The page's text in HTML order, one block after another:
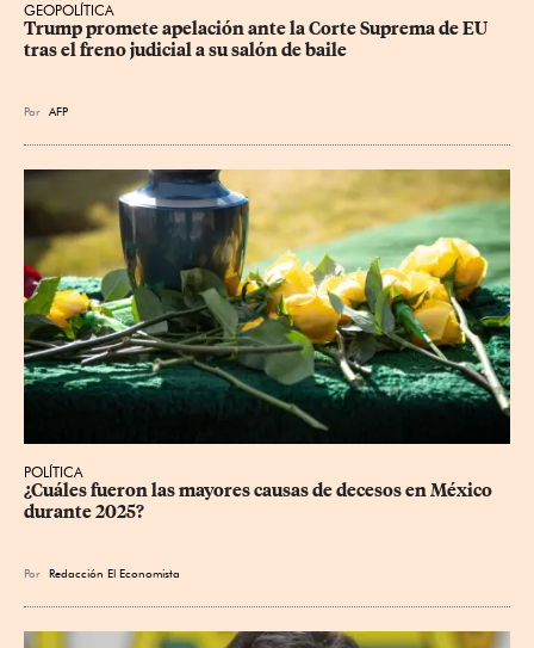
GEOPOLÍTICA
Trump promete apelación ante la Corte Suprema de EU
tras el freno judicial a su salón de baile
Por AFP
POLÍTICA
¿Cuáles fueron las mayores causas de decesos en México
durante 2025?
Por Redacción El Economista